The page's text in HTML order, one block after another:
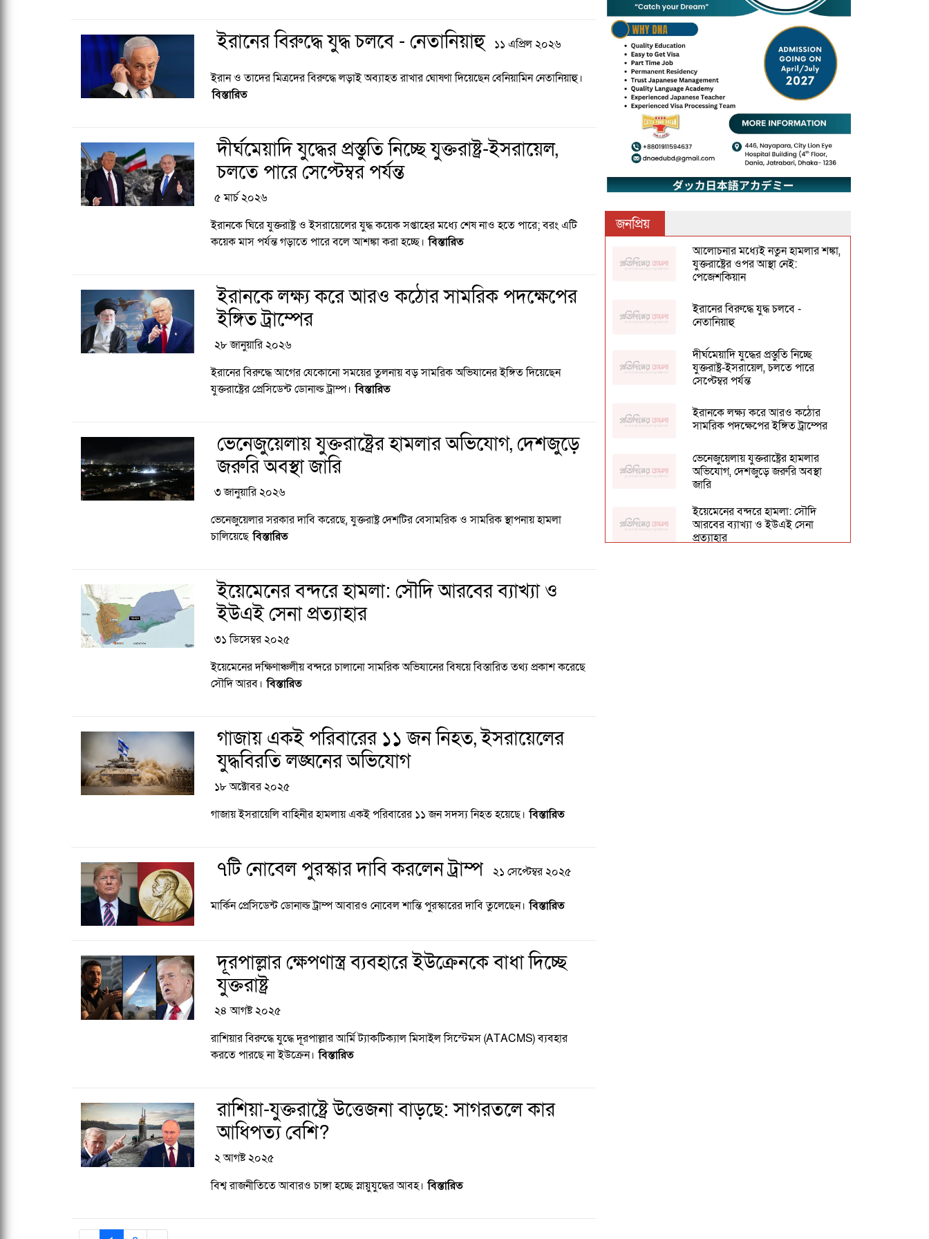
ইরানের বিরুদ্ধে যুদ্ধ চলবে - নেতানিয়াহু ১১ এপ্রিল ২০২৬
ইরান ও তাদের মিত্রদের বিরুদ্ধে লড়াই অব্যাহত রাখার ঘোষণা দিয়েছেন বেনিয়ামিন নেতানিয়াহু।
বিস্তারিত
দীর্ঘমেয়াদি যুদ্ধের প্রস্তুতি নিচ্ছে যুক্তরাষ্ট্র-ইসরায়েল,
চলতে পারে সেপ্টেম্বর পর্যন্ত
৫ মার্চ ২০২৬
ইরানকে ঘিরে যুক্তরাষ্ট্র ও ইসরায়েলের যুদ্ধ কয়েক সপ্তাহের মধ্যে শেষ নাও হতে পারে; বরং এটি
কয়েক মাস পর্যন্ত গড়াতে পারে বলে আশঙ্কা করা হচ্ছে। বিস্তারিত
ইরানকে লক্ষ্য করে আরও কঠোর সামরিক পদক্ষেপের
ইঙ্গিত ট্রাম্পের
২৮ জানুয়ারি ২০২৬
ইরানের বিরুদ্ধে আগের যেকোনো সময়ের তুলনায় বড় সামরিক অভিযানের ইঙ্গিত দিয়েছেন
যুক্তরাষ্ট্রের প্রেসিডেন্ট ডোনাল্ড ট্রাম্প। বিস্তারিত
ভেনেজুয়েলায় যুক্তরাষ্ট্রের হামলার অভিযোগ, দেশজুড়ে
জরুরি অবস্থা জারি
৩ জানুয়ারি ২০২৬
ভেনেজুয়েলার সরকার দাবি করেছে, যুক্তরাষ্ট্র দেশটির বেসামরিক ও সামরিক স্থাপনায় হামলা
চালিয়েছে বিস্তারিত
ইয়েমেনের বন্দরে হামলা: সৌদি আরবের ব্যাখ্যা ও
ইউএই সেনা প্রত্যাহার
৩১ ডিসেম্বর ২০২৫
ইয়েমেনের দক্ষিণাঞ্চলীয় বন্দরে চালানো সামরিক অভিযানের বিষয়ে বিস্তারিত তথ্য প্রকাশ করেছে
সৌদি আরব। বিস্তারিত
গাজায় একই পরিবারের ১১ জন নিহত, ইসরায়েলের
যুদ্ধবিরতি লঙ্ঘনের অভিযোগ
১৮ অক্টোবর ২০২৫
গাজায় ইসরায়েলি বাহিনীর হামলায় একই পরিবারের ১১ জন সদস্য নিহত হয়েছে। বিস্তারিত
৭টি নোবেল পুরস্কার দাবি করলেন ট্রাম্প ২১ সেপ্টেম্বর ২০২৫
মার্কিন প্রেসিডেন্ট ডোনাল্ড ট্রাম্প আবারও নোবেল শান্তি পুরস্কারের দাবি তুলেছেন। বিস্তারিত
দূরপাল্লার ক্ষেপণাস্ত্র ব্যবহারে ইউক্রেনকে বাধা দিচ্ছে
যুক্তরাষ্ট্র
২৪ আগষ্ট ২০২৫
রাশিয়ার বিরুদ্ধে যুদ্ধে দূরপাল্লার আর্মি ট্যাকটিক্যাল মিসাইল সিস্টেমস (ATACMS) ব্যবহার
করতে পারছে না ইউক্রেন। বিস্তারিত
রাশিয়া-যুক্তরাষ্ট্রে উত্তেজনা বাড়ছে: সাগরতলে কার
আধিপত্য বেশি?
২ আগষ্ট ২০২৫
বিশ্ব রাজনীতিতে আবারও চাঙ্গা হচ্ছে স্নায়ুযুদ্ধের আবহ। বিস্তারিত
জনপ্রিয়
আলোচনার মধ্যেই নতুন হামলার শঙ্কা,
যুক্তরাষ্ট্রের ওপর আস্থা নেই:
পেজেশকিয়ান
ইরানের বিরুদ্ধে যুদ্ধ চলবে -
নেতানিয়াহু
দীর্ঘমেয়াদি যুদ্ধের প্রস্তুতি নিচ্ছে
যুক্তরাষ্ট্র-ইসরায়েল, চলতে পারে
সেপ্টেম্বর পর্যন্ত
ইরানকে লক্ষ্য করে আরও কঠোর
সামরিক পদক্ষেপের ইঙ্গিত ট্রাম্পের
ভেনেজুয়েলায় যুক্তরাষ্ট্রের হামলার
অভিযোগ, দেশজুড়ে জরুরি অবস্থা
জারি
ইয়েমেনের বন্দরে হামলা: সৌদি
আরবের ব্যাখ্যা ও ইউএই সেনা
প্রত্যাহার